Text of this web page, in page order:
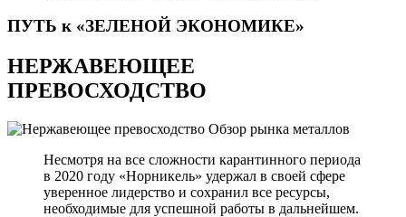
ПУТЬ к «ЗЕЛЕНОЙ ЭКОНОМИКЕ»
НЕРЖАВЕЮЩЕЕ
ПРЕВОСХОДСТВО
Обзор рынка металлов
Несмотря на все сложности карантинного периода
в 2020 году «Норникель» удержал в своей сфере
уверенное лидерство и сохранил все ресурсы,
необходимые для успешной работы в дальнейшем.